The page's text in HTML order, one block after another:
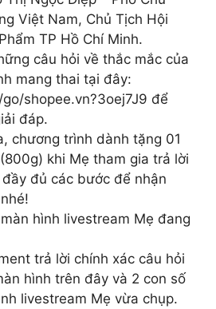
Việt Nam, Chủ Tịch Hội
TP Hồ Chí Minh.
câu hỏi về thắc mắc của
mang thai tại đây:
shopee.vn?3oej7J9 để
đáp.
chương trình dành tặng 01
khi Mẹ tham gia trả lời
đủ các bước để nhận
hình livestream Mẹ đang
trả lời chính xác câu hỏi
hình trên đây và 2 con số
livestream Mẹ vừa chụp.